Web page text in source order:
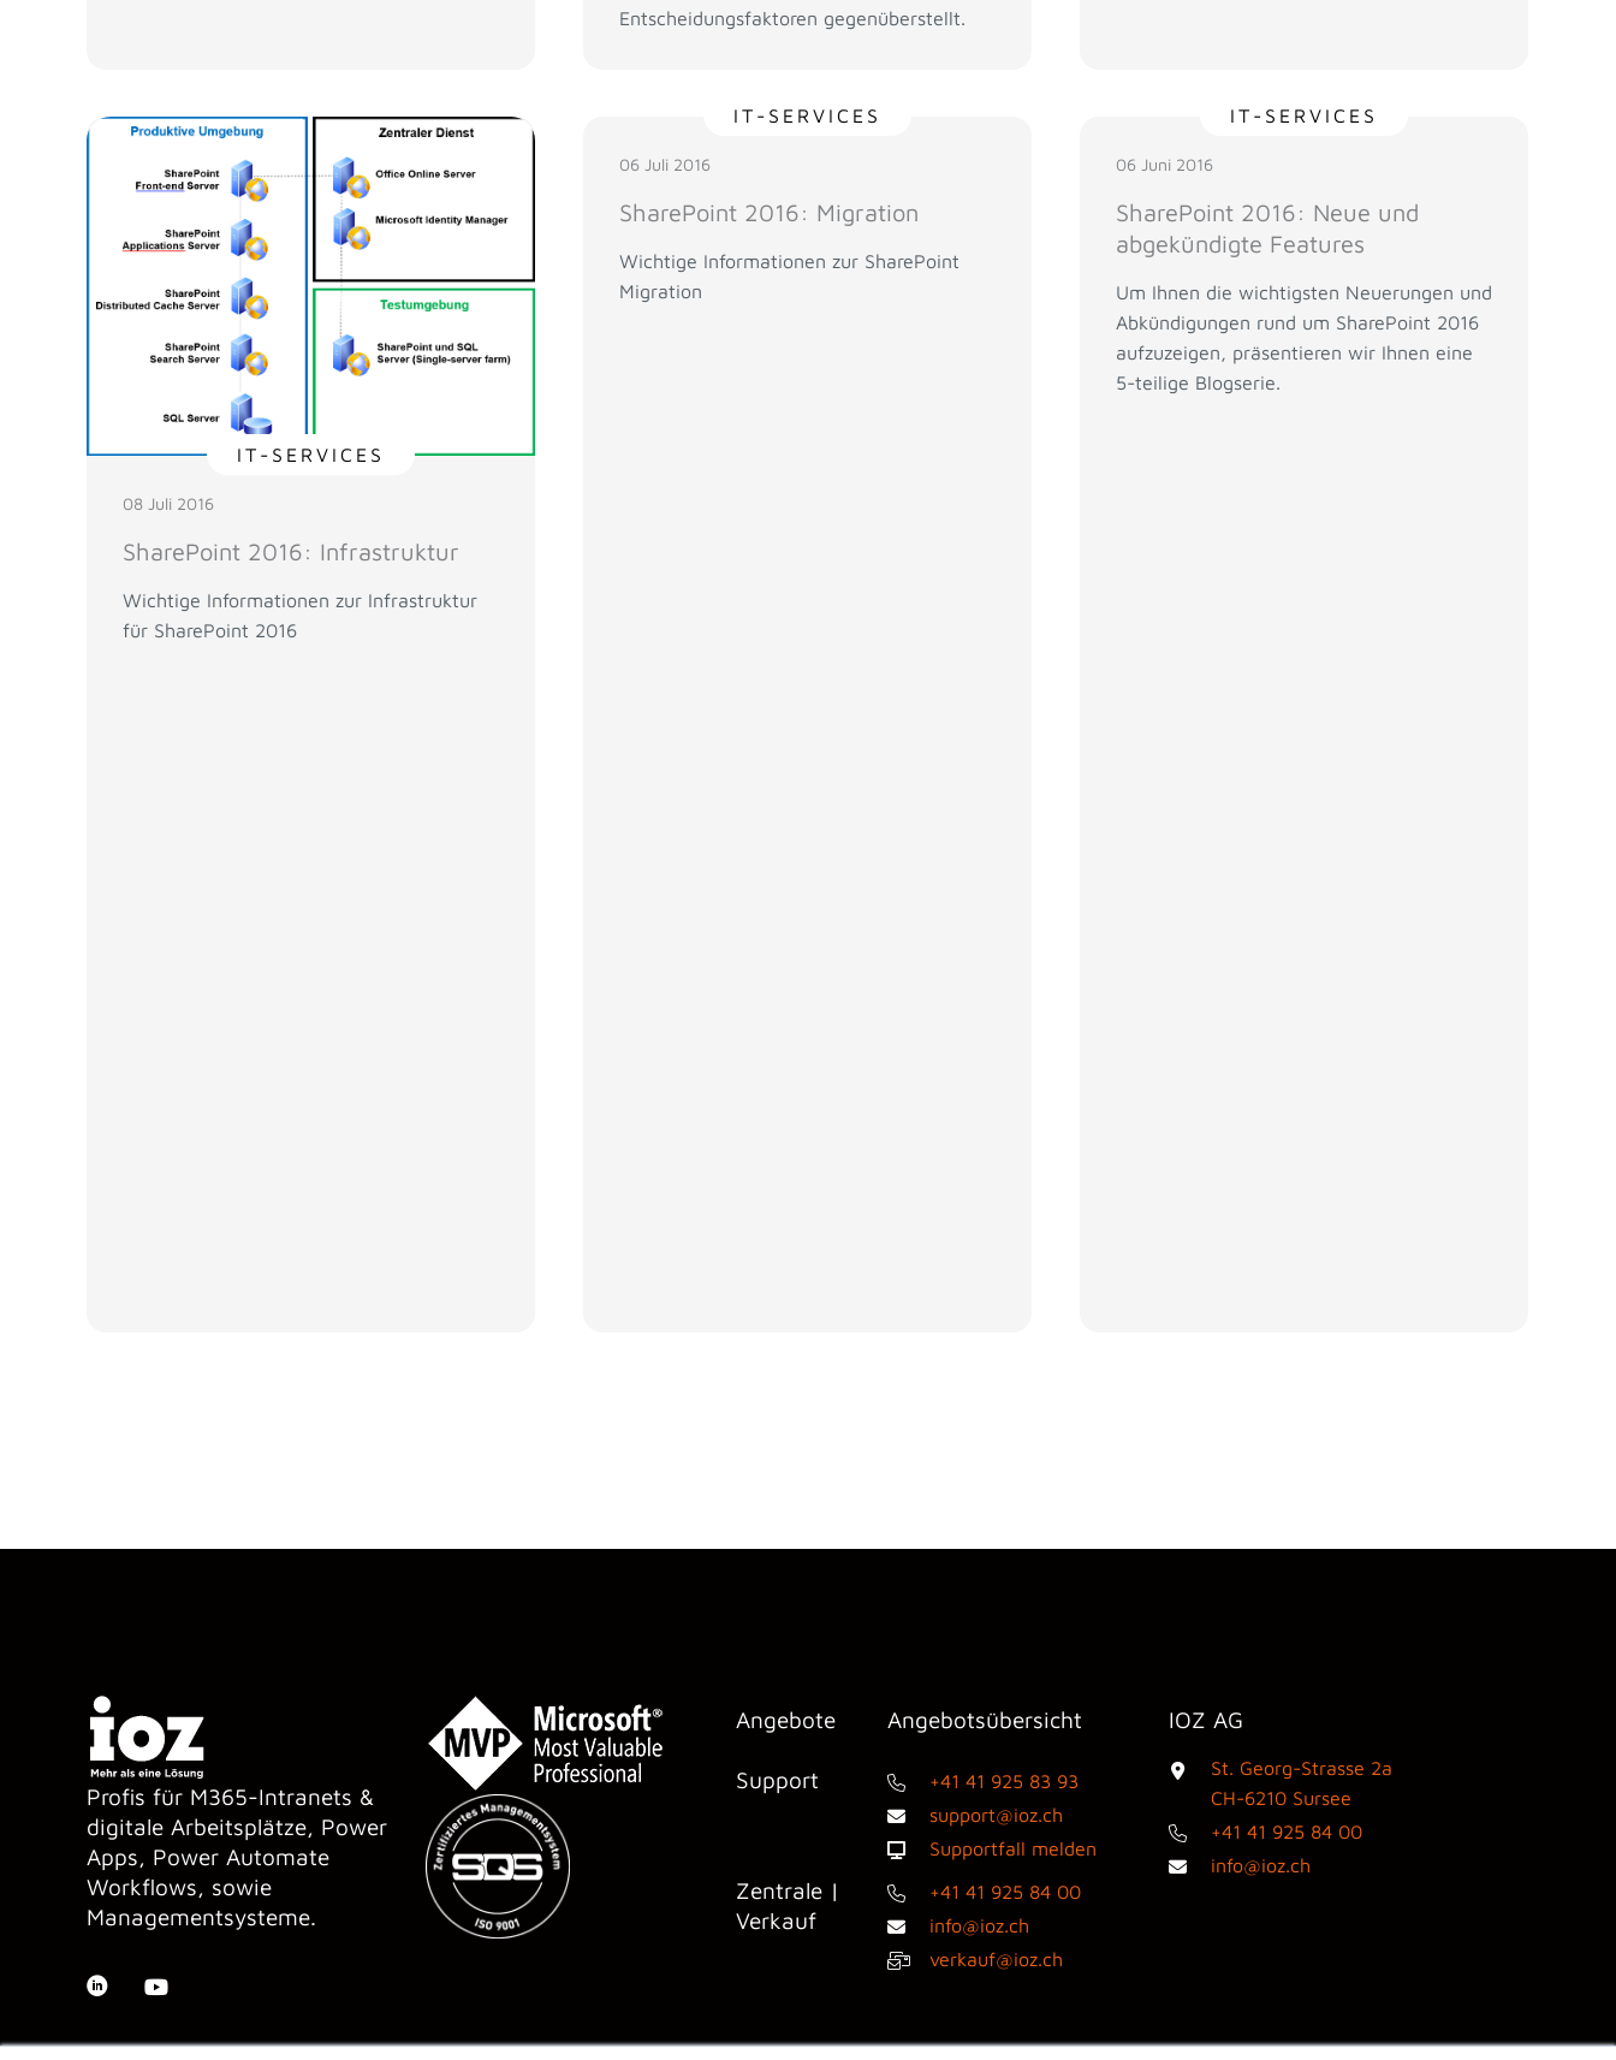
Entscheidungsfaktoren gegenüberstellt.
IT-SERVICES
08 Juli 2016
SharePoint 2016: Infrastruktur
Wichtige Informationen zur Infrastruktur
für SharePoint 2016
IT-SERVICES
06 Juli 2016
SharePoint 2016: Migration
Wichtige Informationen zur SharePoint
Migration
IT-SERVICES
06 Juni 2016
SharePoint 2016: Neue und
abgekündigte Features
Um Ihnen die wichtigsten Neuerungen und
Abkündigungen rund um SharePoint 2016
aufzuzeigen, präsentieren wir Ihnen eine
5-teilige Blogserie.
Profis für M365-Intranets &
digitale Arbeitsplätze, Power
Apps, Power Automate
Workflows, sowie
Managementsysteme.
Angebote Angebotsübersicht
Support
+41 41 925 83 93
support@ioz.ch
Supportfall melden
Zentrale |
Verkauf
+41 41 925 84 00
info@ioz.ch
verkauf@ioz.ch
IOZ AG
St. Georg-Strasse 2a
CH-6210 Sursee
+41 41 925 84 00
info@ioz.ch